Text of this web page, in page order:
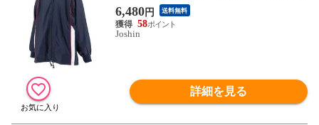
×ホワイト・サイズ：160cm） CONVERSE
CB482503S-2911-160 【返品種別A】
6,480円 送料無料
58
Joshin
詳細を見る